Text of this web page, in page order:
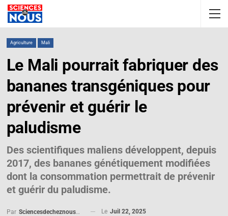
Agriculture Mali
Le Mali pourrait fabriquer des
bananes transgéniques pour
prévenir et guérir le
paludisme
Des scientifiques maliens développent, depuis
2017, des bananes génétiquement modifiées
dont la consommation permettrait de prévenir
et guérir du paludisme.
Par Sciencesdecheznous@gmail.com Le Juil 22, 2025